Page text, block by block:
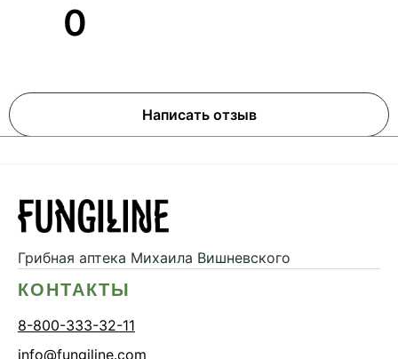
0
Написать отзыв
Грибная аптека Михаила Вишневского
КОНТАКТЫ
8-800-333-32-11
info@fungiline.com